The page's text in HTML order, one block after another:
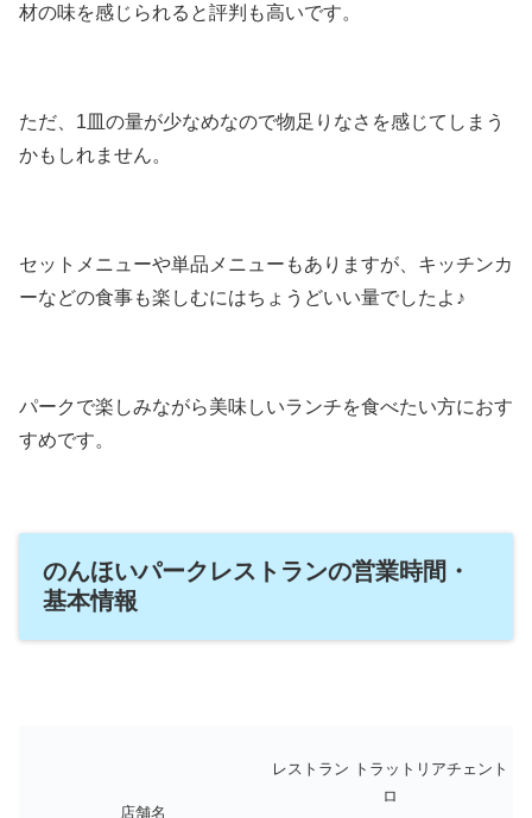
材の味を感じられると評判も高いです。
ただ、1皿の量が少なめなので物足りなさを感じてしまう
かもしれません。
セットメニューや単品メニューもありますが、キッチンカ
ーなどの食事も楽しむにはちょうどいい量でしたよ♪
パークで楽しみながら美味しいランチを食べたい方におす
すめです。
のんほいパークレストランの営業時間・
基本情報
店舗名
レストラン トラットリアチェント
ロ